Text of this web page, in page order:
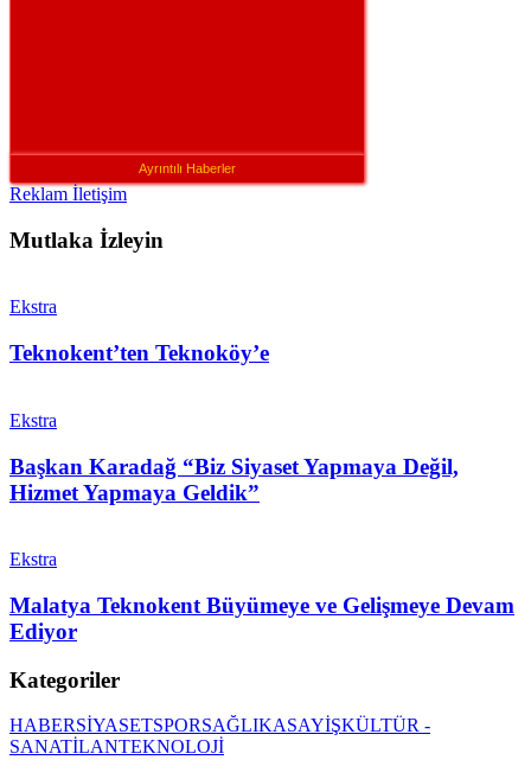
Ayrıntılı Haberler
Reklam İletişim
Mutlaka İzleyin
Ekstra
Teknokent’ten Teknoköy’e
Ekstra
Başkan Karadağ “Biz Siyaset Yapmaya Değil,
Hizmet Yapmaya Geldik”
Ekstra
Malatya Teknokent Büyümeye ve Gelişmeye Devam
Ediyor
Kategoriler
HABERSİYASETSPORSAĞLIKASAYİŞKÜLTÜR -
SANATİLANTEKNOLOJİ